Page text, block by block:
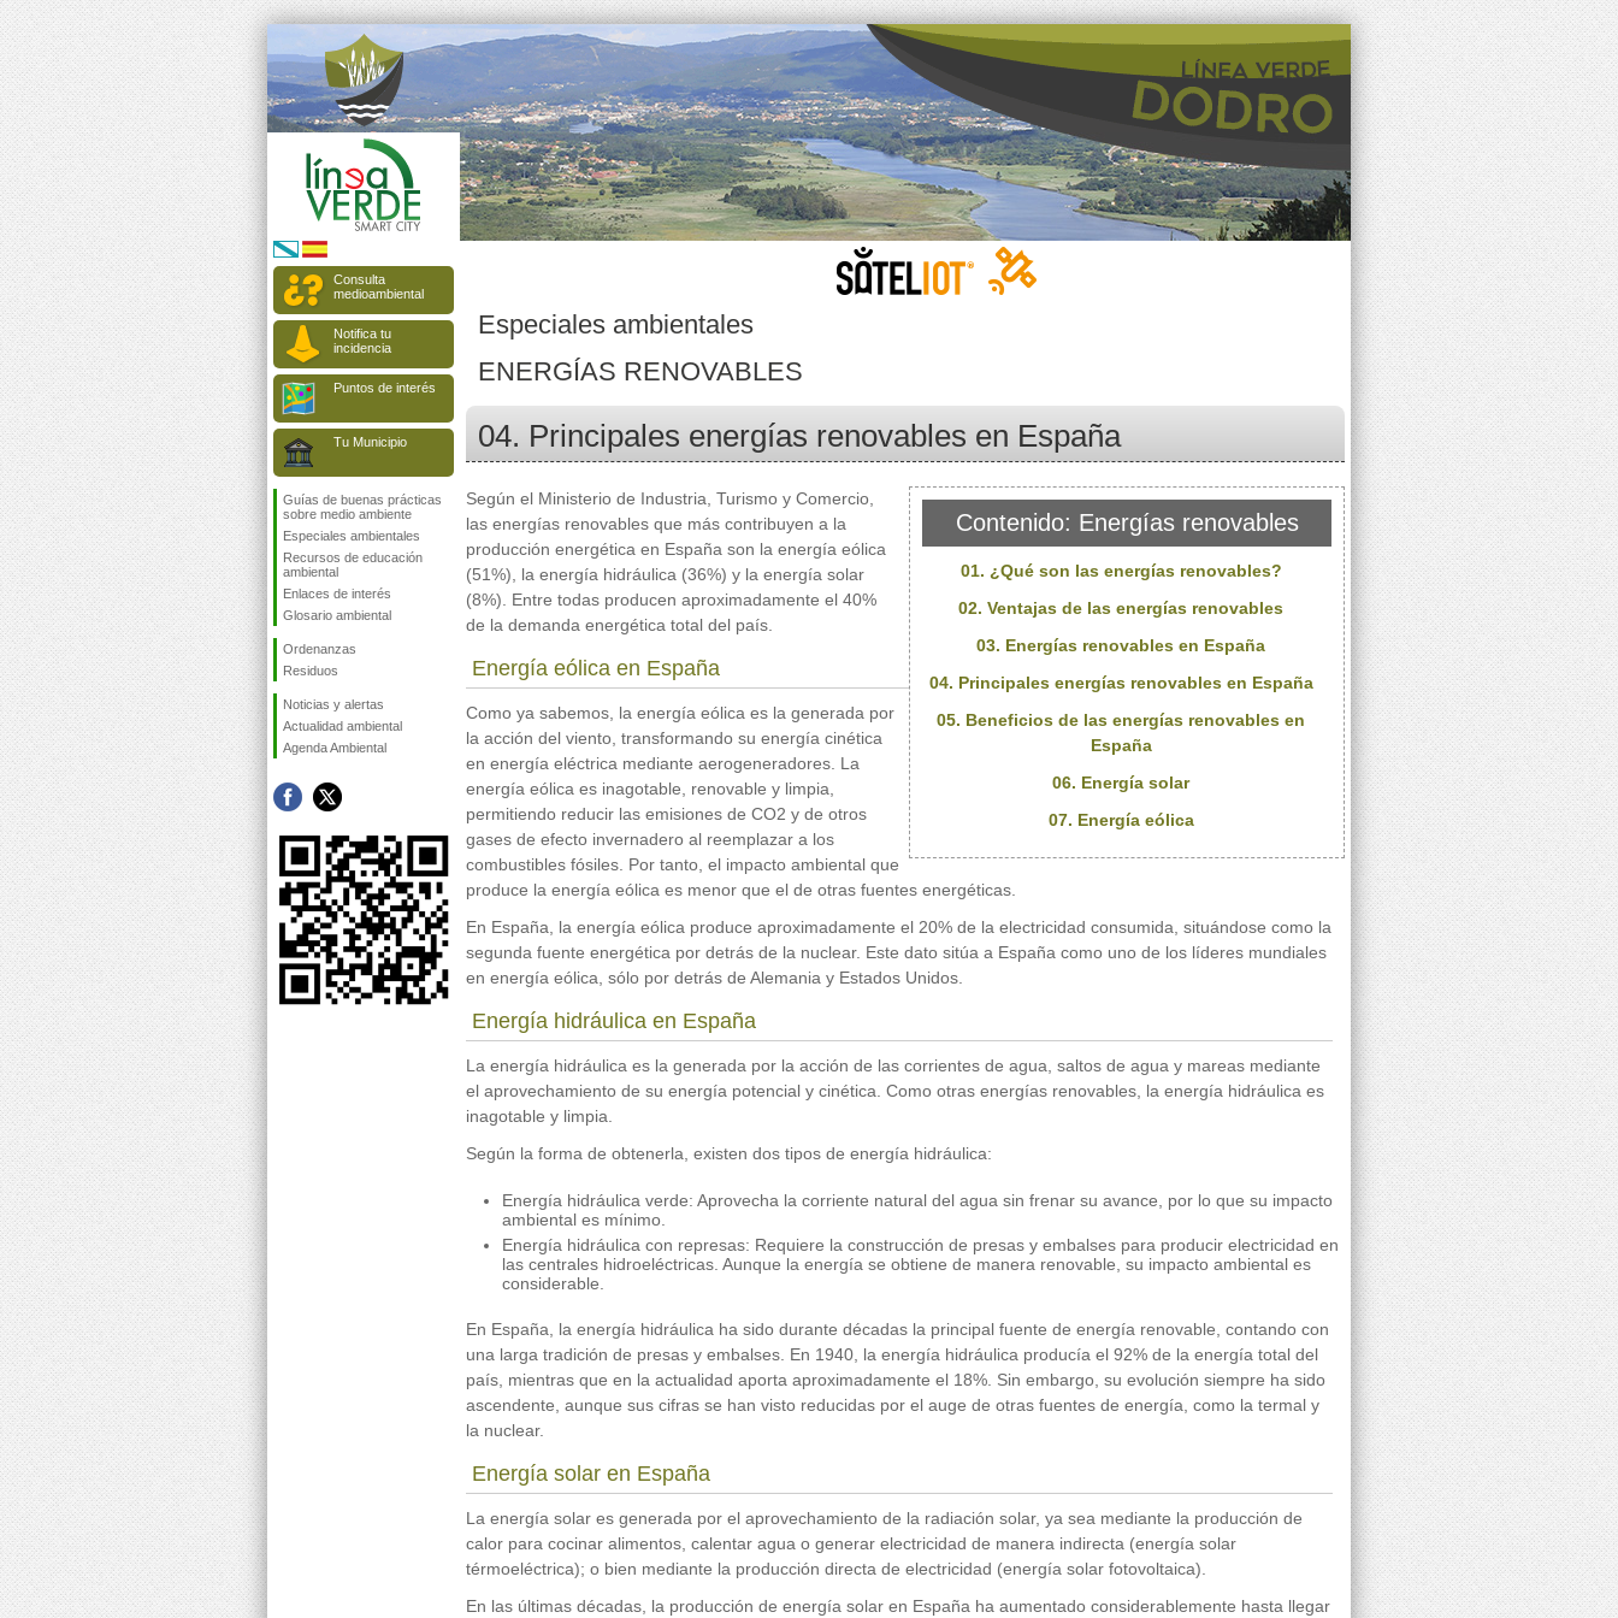
Consulta
medioambiental
Notifica tu
incidencia
Puntos de interés
Tu Municipio
Guías de buenas prácticas
sobre medio ambiente
Especiales ambientales
Recursos de educación
ambiental
Enlaces de interés
Glosario ambiental
Ordenanzas
Residuos
Noticias y alertas
Actualidad ambiental
Agenda Ambiental
Especiales ambientales
ENERGÍAS RENOVABLES
04. Principales energías renovables en España
Contenido: Energías renovables
01. ¿Qué son las energías renovables?
02. Ventajas de las energías renovables
03. Energías renovables en España
04. Principales energías renovables en España
05. Beneficios de las energías renovables en
España
06. Energía solar
07. Energía eólica
Según el Ministerio de Industria, Turismo y Comercio,
las energías renovables que más contribuyen a la
producción energética en España son la energía eólica
(51%), la energía hidráulica (36%) y la energía solar
(8%). Entre todas producen aproximadamente el 40%
de la demanda energética total del país.
Energía eólica en España
Como ya sabemos, la energía eólica es la generada por
la acción del viento, transformando su energía cinética
en energía eléctrica mediante aerogeneradores. La
energía eólica es inagotable, renovable y limpia,
permitiendo reducir las emisiones de CO2 y de otros
gases de efecto invernadero al reemplazar a los
combustibles fósiles. Por tanto, el impacto ambiental que
produce la energía eólica es menor que el de otras fuentes energéticas.
En España, la energía eólica produce aproximadamente el 20% de la electricidad consumida, situándose como la
segunda fuente energética por detrás de la nuclear. Este dato sitúa a España como uno de los líderes mundiales
en energía eólica, sólo por detrás de Alemania y Estados Unidos.
Energía hidráulica en España
La energía hidráulica es la generada por la acción de las corrientes de agua, saltos de agua y mareas mediante
el aprovechamiento de su energía potencial y cinética. Como otras energías renovables, la energía hidráulica es
inagotable y limpia.
Según la forma de obtenerla, existen dos tipos de energía hidráulica:
Energía hidráulica verde: Aprovecha la corriente natural del agua sin frenar su avance, por lo que su impacto
ambiental es mínimo.
Energía hidráulica con represas: Requiere la construcción de presas y embalses para producir electricidad en
las centrales hidroeléctricas. Aunque la energía se obtiene de manera renovable, su impacto ambiental es
considerable.
En España, la energía hidráulica ha sido durante décadas la principal fuente de energía renovable, contando con
una larga tradición de presas y embalses. En 1940, la energía hidráulica producía el 92% de la energía total del
país, mientras que en la actualidad aporta aproximadamente el 18%. Sin embargo, su evolución siempre ha sido
ascendente, aunque sus cifras se han visto reducidas por el auge de otras fuentes de energía, como la termal y
la nuclear.
Energía solar en España
La energía solar es generada por el aprovechamiento de la radiación solar, ya sea mediante la producción de
calor para cocinar alimentos, calentar agua o generar electricidad de manera indirecta (energía solar
térmoeléctrica); o bien mediante la producción directa de electricidad (energía solar fotovoltaica).
En las últimas décadas, la producción de energía solar en España ha aumentado considerablemente hasta llegar